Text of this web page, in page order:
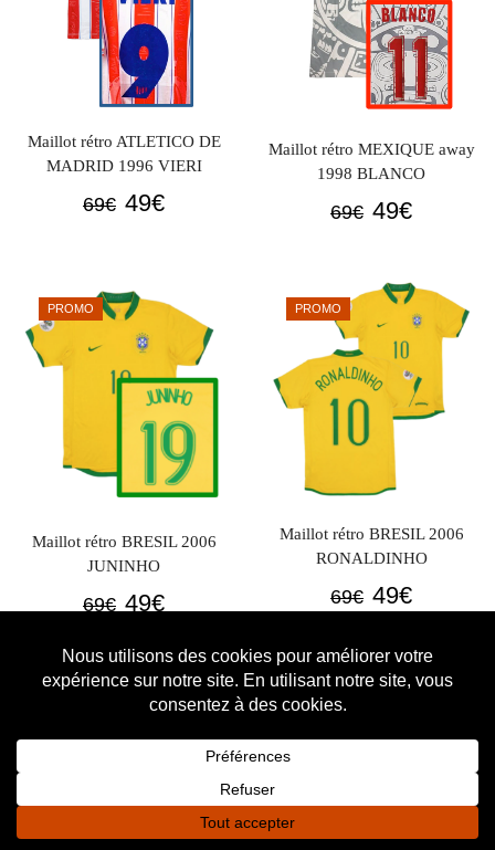
Maillot rétro ATLETICO DE
MADRID 1996 VIERI
69€ Le
était :
69€.
49€Le
49€.
Maillot rétro MEXIQUE away
1998 BLANCO
69€ Le
était :
69€.
49€Le
est :
49€.
PROMO
Maillot rétro BRESIL 2006
JUNINHO
69€ Le
initial
était :
69€.
49€Le
actuel
est :
49€.
PROMO
Maillot rétro BRESIL 2006
RONALDINHO
69€ Le
initial
était :
49€Le
actuel
est :
PROMO
0
Connexion